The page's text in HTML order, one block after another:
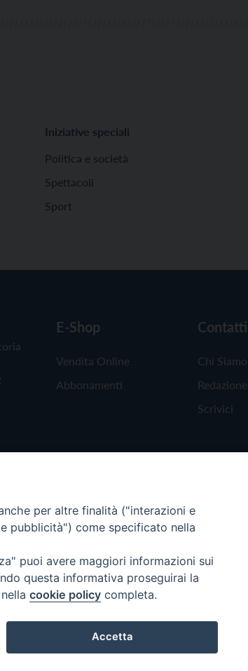
Iniziative speciali
Politica e società
Spettacoli
Sport
E-Shop
Vendita Online
Abbonamenti
Contatti
Chi Siamo
Redazione
Scrivici
per altre finalità ("interazioni e
pubblicità") come specificato nella
puoi avere maggiori informazioni sui
questa informativa proseguirai la
cookie policy completa.
Accetta